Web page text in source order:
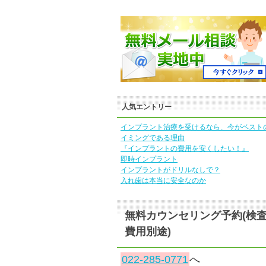
人気エントリー
インプラント治療を受けるなら、今がベスト
イミングである理由
『インプラントの費用を安くしたい！』
即時インプラント
インプラントがドリルなしで？
入れ歯は本当に安全なのか
無料カウンセリング予約(検
費用別途)
022-285-0771へ